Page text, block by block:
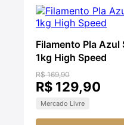
Filamento Pla
1kg High Speed
R$ 169,90
R$ 129,90
Mercado Livre